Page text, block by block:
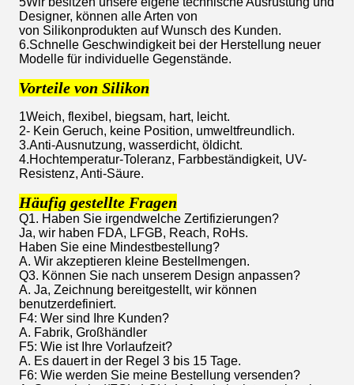
Designer, können alle Arten von
von Silikonprodukten auf Wunsch des Kunden.
6.Schnelle Geschwindigkeit bei der Herstellung neuer
Modelle für individuelle Gegenstände.
Vorteile von Silikon
1Weich, flexibel, biegsam, hart, leicht.
2- Kein Geruch, keine Position, umweltfreundlich.
3.Anti-Ausnutzung, wasserdicht, öldicht.
4.Hochtemperatur-Toleranz, Farbbeständigkeit, UV-
Resistenz, Anti-Säure.
Häufig gestellte Fragen
Q1. Haben Sie irgendwelche Zertifizierungen?
Ja, wir haben FDA, LFGB, Reach, RoHs.
Haben Sie eine Mindestbestellung?
A. Wir akzeptieren kleine Bestellmengen.
Q3. Können Sie nach unserem Design anpassen?
A. Ja, Zeichnung bereitgestellt, wir können
benutzerdefiniert.
F4: Wer sind Ihre Kunden?
A. Fabrik, Großhändler
F5: Wie ist Ihre Vorlaufzeit?
A. Es dauert in der Regel 3 bis 15 Tage.
F6: Wie werden Sie meine Bestellung versenden?